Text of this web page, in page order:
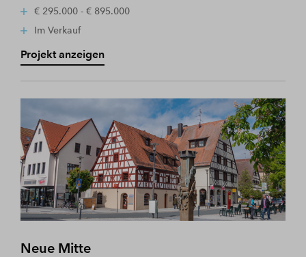
€ 295.000 - € 895.000
Im Verkauf
Projekt anzeigen
Neue Mitte